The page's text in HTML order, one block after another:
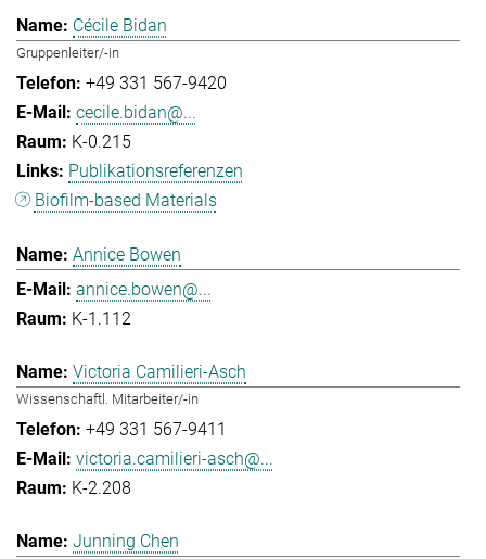
Cécile Bidan
Gruppenleiter/-in
+49 331 567-9420
cecile.bidan@...
K-0.215
Publikationsreferenzen
Biofilm-based Materials
Annice Bowen
annice.bowen@...
K-1.112
Victoria Camilieri-Asch
Wissenschaftl. Mitarbeiter/-in
+49 331 567-9411
victoria.camilieri-asch@...
K-2.208
Junning Chen